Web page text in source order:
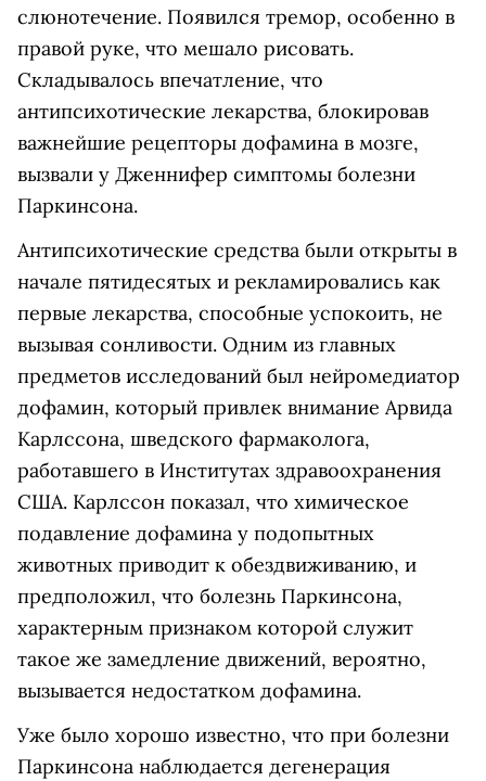
слюнотечение. Появился тремор, особенно в
правой руке, что мешало рисовать.
Складывалось впечатление, что
антипсихотические лекарства, блокировав
важнейшие рецепторы дофамина в мозге,
вызвали у Дженнифер симптомы болезни
Паркинсона.
Антипсихотические средства были открыты в
начале пятидесятых и рекламировались как
первые лекарства, способные успокоить, не
вызывая сонливости. Одним из главных
предметов исследований был нейромедиатор
дофамин, который привлек внимание Арвида
Карлссона, шведского фармаколога,
работавшего в Институтах здравоохранения
США. Карлссон показал, что химическое
подавление дофамина у подопытных
животных приводит к обездвиживанию, и
предположил, что болезнь Паркинсона,
характерным признаком которой служит
такое же замедление движений, вероятно,
вызывается недостатком дофамина.
Уже было хорошо известно, что при болезни
Паркинсона наблюдается дегенерация